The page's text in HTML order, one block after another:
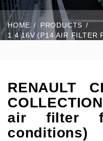
HOME
PRODUCTS
1.4 16V (P14 AIR FILTER
RENAULT
air filter
conditions)